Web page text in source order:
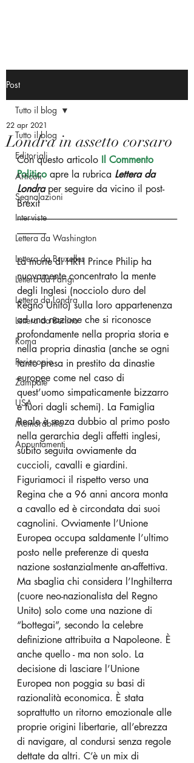
Post
Tutto il blog
Editoriali
Articoli
Segnalazioni
Interviste
Lettera da Washington
Lettera da Bruxelles
Lettera da Parigi
Lettera da Londra
Lettera da Berlino
Roma
Periscopio
Zampate
USA
Memorabilia
Appuntamenti
Tutto il blog
Londra in assetto corsaro
22 apr 2021
Con questo articolo Il Commento
Politico apre la rubrica Lettera da
Londra per seguire da vicino il post-
Brexit
----------------------------------------------------------------------------------------
----------------
La morte di HRH Prince Philip ha
nuovamente concentrato la mente
degli Inglesi (nocciolo duro del
Regno Unito) sulla loro appartenenza
ad una nazione che si riconosce
profondamente nella propria storia e
nella propria dinastia (anche se ogni
tanto presa in prestito da dinastie
europee come nel caso di
quest’uomo simpaticamente bizzarro
e fuori dagli schemi). La Famiglia
Reale è senza dubbio al primo posto
nella gerarchia degli affetti inglesi,
subito seguita ovviamente da
cuccioli, cavalli e giardini.
Figuriamoci il rispetto verso una
Regina che a 96 anni ancora monta
a cavallo ed è circondata dai suoi
cagnolini. Ovviamente l’Unione
Europea occupa saldamente l’ultimo
posto nelle preferenze di questa
nazione sostanzialmente an-affettiva.
Ma sbaglia chi considera l’Inghilterra
(cuore neo-nazionalista del Regno
Unito) solo come una nazione di
“bottegai”, secondo la celebre
definizione attribuita a Napoleone. È
anche quello - ma non solo. La
decisione di lasciare l’Unione
Europea non poggia su basi di
razionalità economica. È stata
soprattutto un ritorno emozionale alle
proprie origini libertarie, all’ebrezza
di navigare, al condursi senza regole
dettate da altri. C’è un mix di